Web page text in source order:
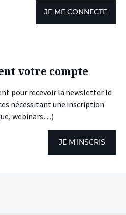
JE ME CONNECTE
votre compte
pour recevoir la newsletter Id
nécessitant une inscription
webinars…)
JE M'INSCRIS